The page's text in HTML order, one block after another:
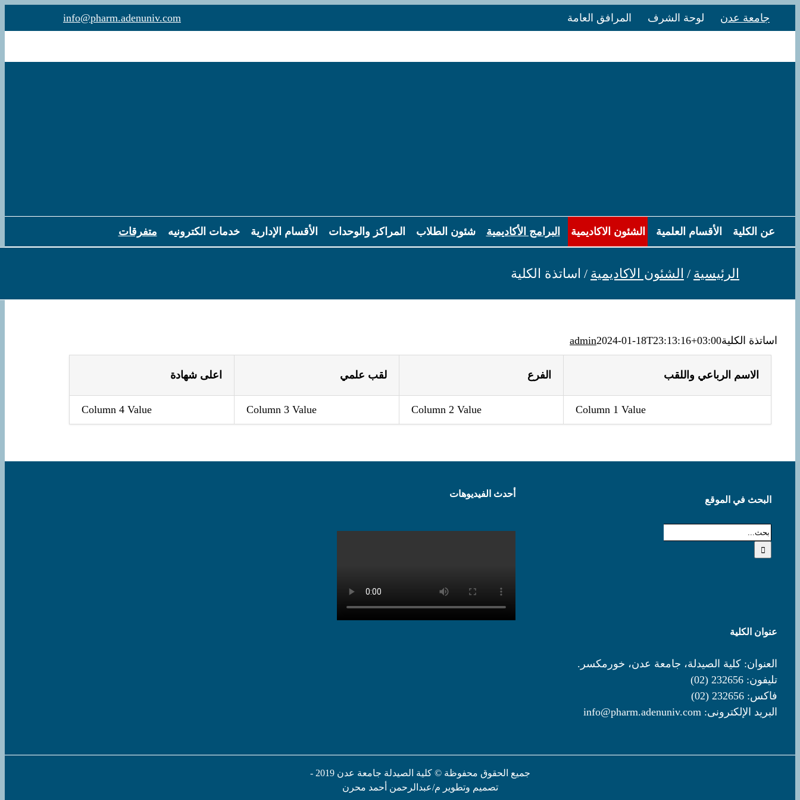
to
جامعة عدن لوحة الشرف المرافق العامة info@pharm.adenuniv.com
عن الكلية الأقسام العلمية الشئون الاكاديمية البرامج الأكاديمية شئون الطلاب المراكز والوحدات الأقسام الإدارية خدمات الكترونيه متفرقات
الرئيسية الشئون الاكاديمية اساتذة الكلية
اساتذة الكلية admin2024-01-18T23:13:16+03:00
الاسم الرباعي واللقب الفرع لقب علمي اعلى شهادة
Column 1 Value
Column 2 Value
Column 3 Value
Column 4 Value
البحث في الموقع
البحث
عن:
أحدث الفيديوهات
عنوان الكلية
العنوان: كلية الصيدلة، جامعة عدن، خورمكسر.
تليفون: 232656 (02)
فاكس: 232656 (02)
البريد الإلكترونى: info@pharm.adenuniv.com
جميع الحقوق محفوظة © كلية الصيدلة جامعة عدن 2019 -
تصميم وتطوير م/عبدالرحمن أحمد محرن